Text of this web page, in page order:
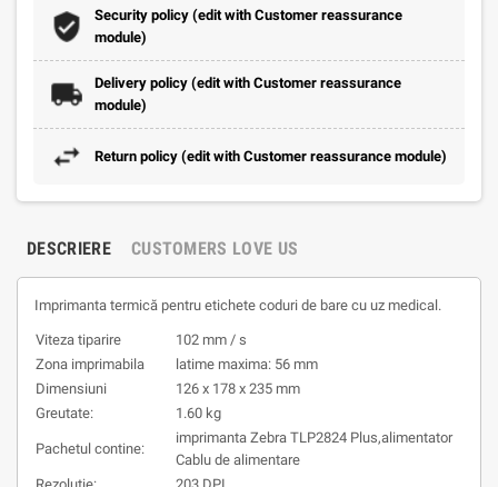
Security policy (edit with Customer reassurance
module)
Delivery policy (edit with Customer reassurance
module)
Return policy (edit with Customer reassurance module)
DESCRIERE CUSTOMERS LOVE US
Imprimanta termică pentru etichete coduri de bare cu uz medical.
Viteza tiparire
102 mm / s
Zona imprimabila
latime maxima: 56 mm
Dimensiuni
126 x 178 x 235 mm
Greutate:
1.60 kg
Pachetul contine:
imprimanta Zebra TLP2824 Plus,alimentator
Cablu de alimentare